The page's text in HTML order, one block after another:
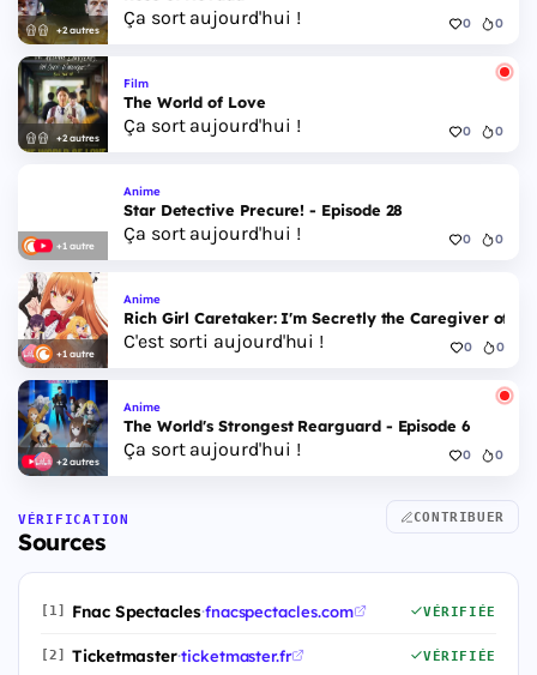
+2 autres
Ça sort aujourd'hui ! 0 0
+2 autres
Film
The World of Love
Ça sort aujourd'hui ! 0 0
+1 autre
Anime
Star Detective Precure! - Episode 28
Ça sort aujourd'hui ! 0 0
+1 autre
Anime
Rich Girl Caretaker: I'm Secretly the Caregiver of
C'est sorti aujourd'hui ! 0 0
+2 autres
Anime
The World's Strongest Rearguard - Episode 6
Ça sort aujourd'hui ! 0 0
VÉRIFICATION
Sources
CONTRIBUER
[1] Fnac Spectacles·fnacspectacles.com VÉRIFIÉE
[2] Ticketmaster·ticketmaster.fr VÉRIFIÉE